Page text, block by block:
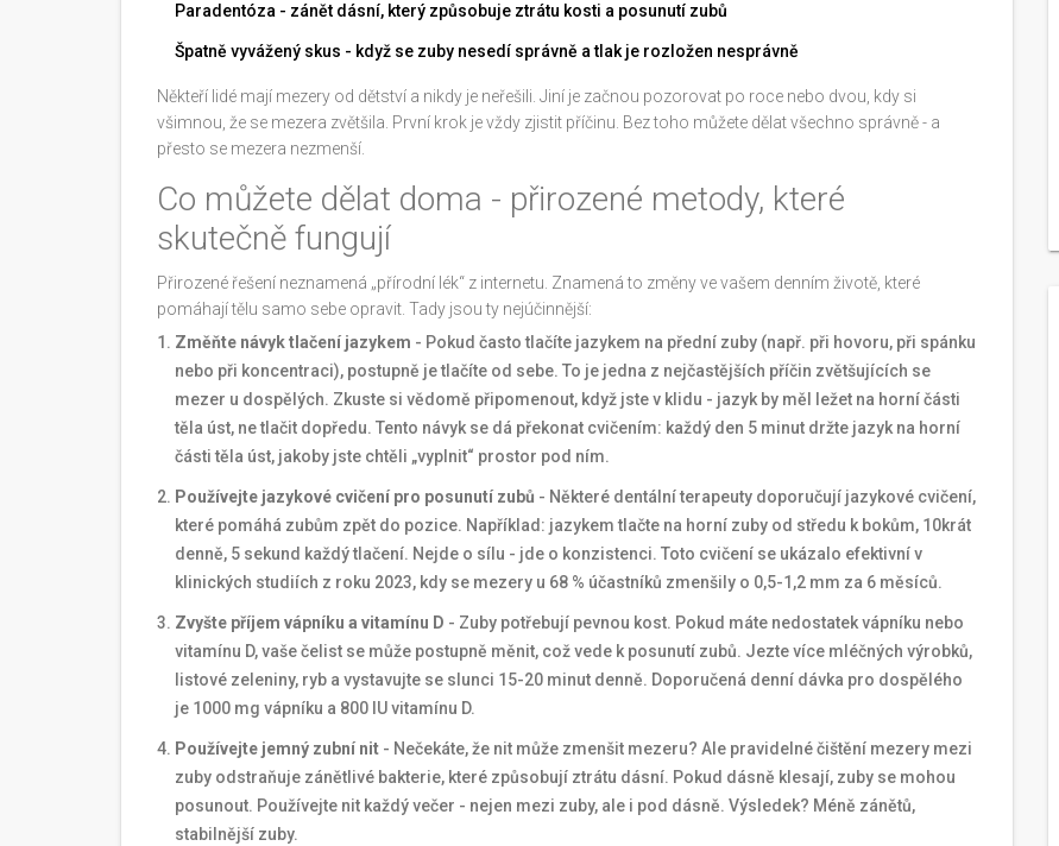
Paradentóza - zánět dásní, který způsobuje ztrátu kosti a posunutí zubů
Špatně vyvážený skus - když se zuby nesedí správně a tlak je rozložen nesprávně
Někteří lidé mají mezery od dětství a nikdy je neřešili. Jiní je začnou pozorovat po roce nebo dvou, kdy si
všimnou, že se mezera zvětšila. První krok je vždy zjistit příčinu. Bez toho můžete dělat všechno správně - a
přesto se mezera nezmenší.
Co můžete dělat doma - přirozené metody, které
skutečně fungují
Přirozené řešení neznamená „přírodní lék“ z internetu. Znamená to změny ve vašem denním životě, které
pomáhají tělu samo sebe opravit. Tady jsou ty nejúčinnější:
Změňte návyk tlačení jazykem - Pokud často tlačíte jazykem na přední zuby (např. při hovoru, při spánku
nebo při koncentraci), postupně je tlačíte od sebe. To je jedna z nejčastějších příčin zvětšujících se
mezer u dospělých. Zkuste si vědomě připomenout, když jste v klidu - jazyk by měl ležet na horní části
těla úst, ne tlačit dopředu. Tento návyk se dá překonat cvičením: každý den 5 minut držte jazyk na horní
části těla úst, jakoby jste chtěli „vyplnit“ prostor pod ním.
Používejte jazykové cvičení pro posunutí zubů - Některé dentální terapeuty doporučují jazykové cvičení,
které pomáhá zubům zpět do pozice. Například: jazykem tlačte na horní zuby od středu k bokům, 10krát
denně, 5 sekund každý tlačení. Nejde o sílu - jde o konzistenci. Toto cvičení se ukázalo efektivní v
klinických studiích z roku 2023, kdy se mezery u 68 % účastníků zmenšily o 0,5-1,2 mm za 6 měsíců.
Zvyšte příjem vápníku a vitamínu D - Zuby potřebují pevnou kost. Pokud máte nedostatek vápníku nebo
vitamínu D, vaše čelist se může postupně měnit, což vede k posunutí zubů. Jezte více mléčných výrobků,
listové zeleniny, ryb a vystavujte se slunci 15-20 minut denně. Doporučená denní dávka pro dospělého
je 1000 mg vápníku a 800 IU vitamínu D.
Používejte jemný zubní nit - Nečekáte, že nit může zmenšit mezeru? Ale pravidelné čištění mezery mezi
zuby odstraňuje zánětlivé bakterie, které způsobují ztrátu dásní. Pokud dásně klesají, zuby se mohou
posunout. Používejte nit každý večer - nejen mezi zuby, ale i pod dásně. Výsledek? Méně zánětů,
stabilnější zuby.